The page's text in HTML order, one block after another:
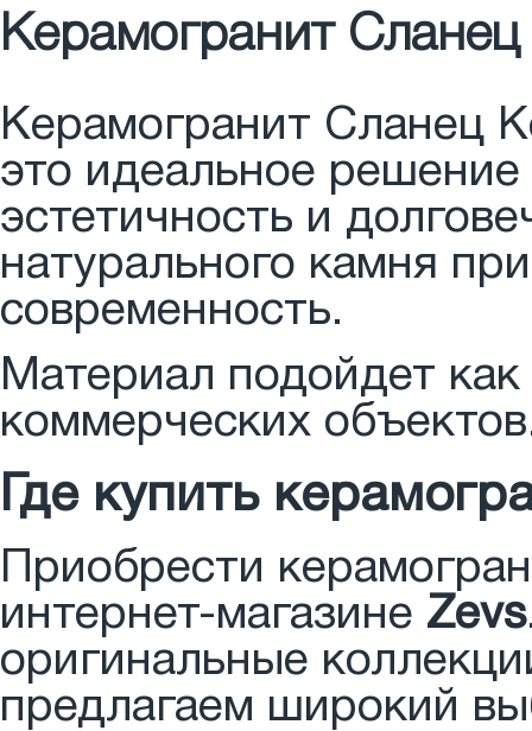
Керамогранит
Керамогранит Сланец
это идеальное решение
эстетичность и
натурального камня
современность.
Материал подойдет
коммерческих
Где купить
Приобрести
интернет-магазине Zevs
оригинальные
предлагаем широкий